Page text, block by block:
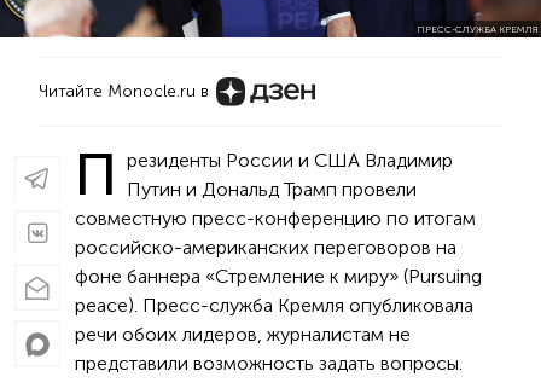
ПРЕСС-СЛУЖБА КРЕМЛЯ
Читайте Monocle.ru в
П
резиденты России и США Владимир
Путин и Дональд Трамп провели
совместную пресс-конференцию по итогам
российско-американских переговоров на
фоне баннера «Стремление к миру» (Pursuing
peaсe). Пресс-служба Кремля опубликовала
речи обоих лидеров, журналистам не
представили возможность задать вопросы.